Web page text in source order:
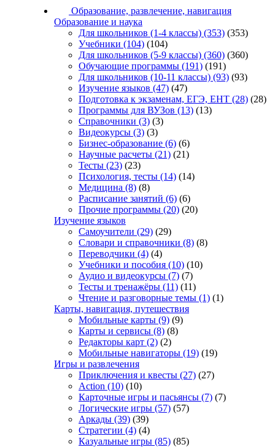
Образование, развлечение, навигация
Образование и наука
Для школьников (1-4 классы) (353) (353)
Учебники (104) (104)
Для школьников (5-9 классы) (360) (360)
Обучающие программы (191) (191)
Для школьников (10-11 классы) (93) (93)
Изучение языков (47) (47)
Подготовка к экзаменам, ЕГЭ, ЕНТ (28) (28)
Программы для ВУЗов (13) (13)
Справочники (3) (3)
Видеокурсы (3) (3)
Бизнес-образование (6) (6)
Научные расчеты (21) (21)
Тесты (23) (23)
Психология, тесты (14) (14)
Медицина (8) (8)
Расписание занятий (6) (6)
Прочие программы (20) (20)
Изучение языков
Самоучители (29) (29)
Словари и справочники (8) (8)
Переводчики (4) (4)
Учебники и пособия (10) (10)
Аудио и видеокурсы (7) (7)
Тесты и тренажёры (11) (11)
Чтение и разговорные темы (1) (1)
Карты, навигация, путешествия
Мобильные карты (9) (9)
Карты и сервисы (8) (8)
Редакторы карт (2) (2)
Мобильные навигаторы (19) (19)
Игры и развлечения
Приключения и квесты (27) (27)
Action (10) (10)
Карточные игры и пасьянсы (7) (7)
Логические игры (57) (57)
Аркады (39) (39)
Стратегии (4) (4)
Казуальные игры (85) (85)